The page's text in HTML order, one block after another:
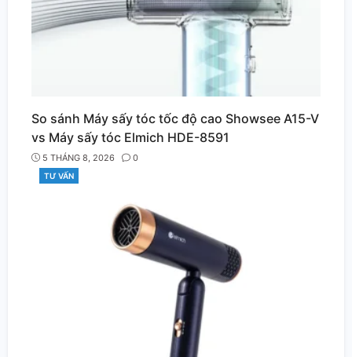
So sánh Máy sấy tóc tốc độ cao Showsee A15-V
vs Máy sấy tóc Elmich HDE-8591
5 THÁNG 8, 2026
0
CATEGORIES
TƯ VẤN